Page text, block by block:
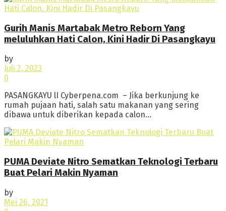
Gurih Manis Martabak Metro Reborn Yang
meluluhkan Hati Calon, Kini Hadir Di Pasangkayu
by
Juli 2, 2023
0
PASANGKAYU lI Cyberpena.com – Jika berkunjung ke
rumah pujaan hati, salah satu makanan yang sering
dibawa untuk diberikan kepada calon...
PUMA Deviate Nitro Sematkan Teknologi Terbaru
Buat Pelari Makin Nyaman
by
Mei 26, 2021